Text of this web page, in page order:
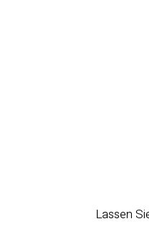
Lassen